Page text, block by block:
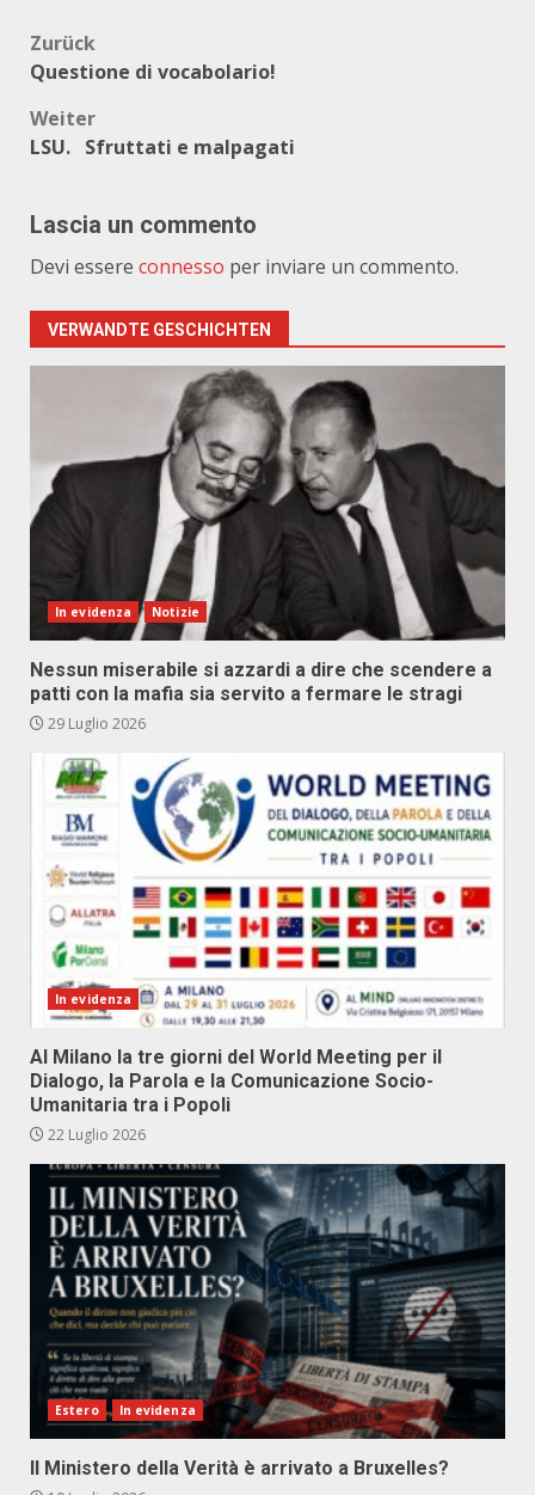
Beitragsnavigation
Zurück
Questione di vocabolario!
Weiter
LSU. Sfruttati e malpagati
Lascia un commento
Devi essere connesso per inviare un commento.
VERWANDTE GESCHICHTEN
In evidenza Notizie
Nessun miserabile si azzardi a dire che scendere a
patti con la mafia sia servito a fermare le stragi
29 Luglio 2026
In evidenza
Al Milano la tre giorni del World Meeting per il
Dialogo, la Parola e la Comunicazione Socio-
Umanitaria tra i Popoli
22 Luglio 2026
Estero In evidenza
Il Ministero della Verità è arrivato a Bruxelles?